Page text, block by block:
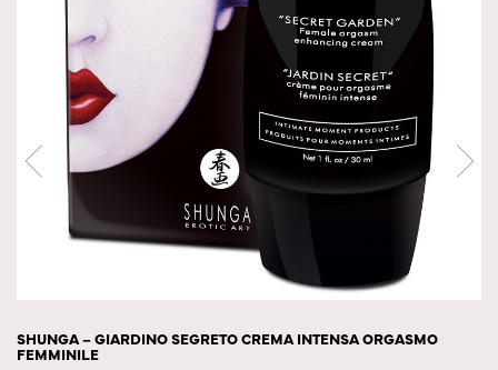
SHUNGA – GIARDINO SEGRETO CREMA INTENSA ORGASMO
FEMMINILE